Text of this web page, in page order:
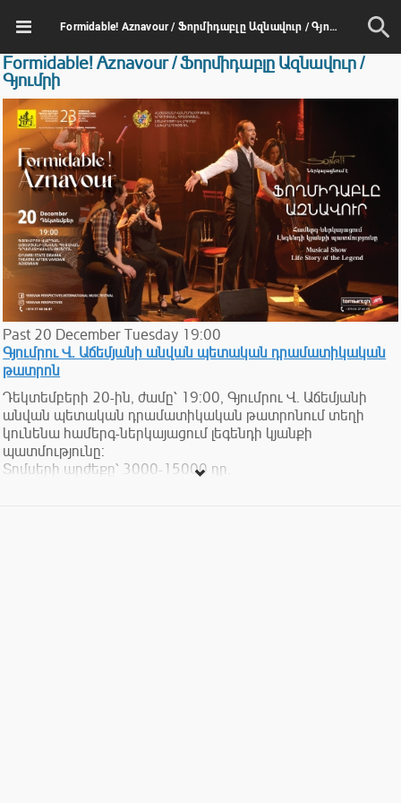
Formidable! Aznavour / Ֆորմիդաբլը Ազնավուր / Գյումրի
Formidable! Aznavour / Ֆորմիդաբլը Ազնավուր /
Գյումրի
Past 20 December Tuesday 19:00
Գյումրու Վ. Աճեմյանի անվան պետական դրամատիկական
թատրոն
Դեկտեմբերի 20-ին, ժամը՝ 19:00, Գյումրու Վ. Աճեմյանի
անվան պետական դրամատիկական թատրոնում տեղի
կունենա համերգ-ներկայացում լեգենդի կյանքի
պատմությունը:
Տոմսերի արժեքը՝ 3000-15000 դր.